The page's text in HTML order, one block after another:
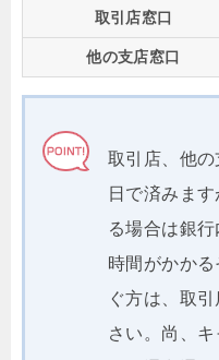
取引店窓口
他の支店窓口
取引店、他
日で済みま
る場合は銀
時間がかか
ぐ方は、取
さい。尚、